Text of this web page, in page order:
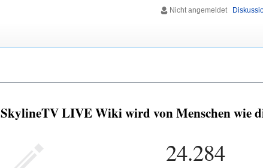
SkylineTV LIVE Wiki wird von Menschen wie
24.284
Nicht angemeldet